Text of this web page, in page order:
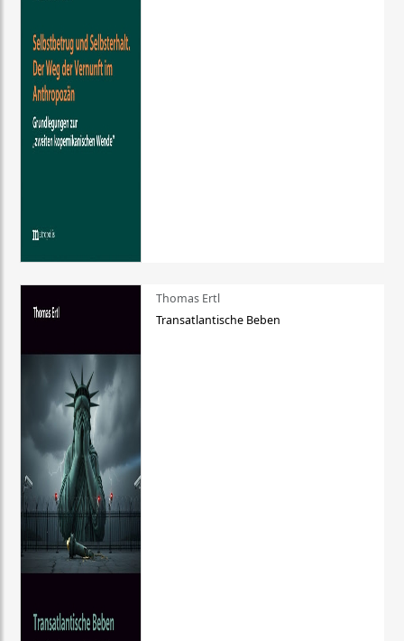
Thomas Ertl
Transatlantische Beben